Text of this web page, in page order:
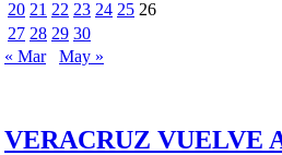
20 21 22 23 24 25 26
27 28 29 30
« Mar
May »
VERACRUZ VUELVE